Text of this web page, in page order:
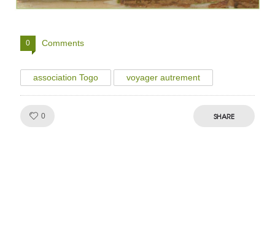
0 Comments
association Togo voyager autrement
0 SHARE